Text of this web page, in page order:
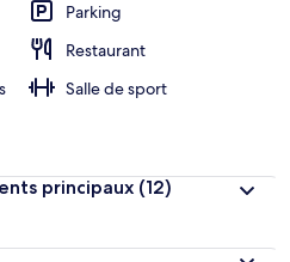
Parking
Restaurant
Salle de sport
principaux (12)